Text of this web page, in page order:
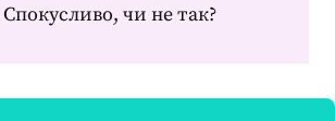
чи не так?